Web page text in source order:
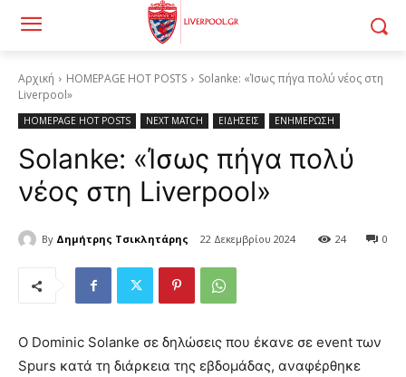
Αρχική HOMEPAGE HOT POSTS
Solanke: «Ίσως πήγα πολύ νέος στη
Liverpool»
HOMEPAGE HOT POSTS NEXT MATCH ΕΙΔΗΣΕΙΣ ΕΝΗΜΕΡΩΣΗ
Solanke: «Ίσως πήγα πολύ
νέος στη Liverpool»
By Δημήτρης Τσικλητάρης 22 Δεκεμβρίου 2024 0
24
Ο Dominic Solanke σε δηλώσεις που έκανε σε event των
Spurs κατά τη διάρκεια της εβδομάδας, αναφέρθηκε